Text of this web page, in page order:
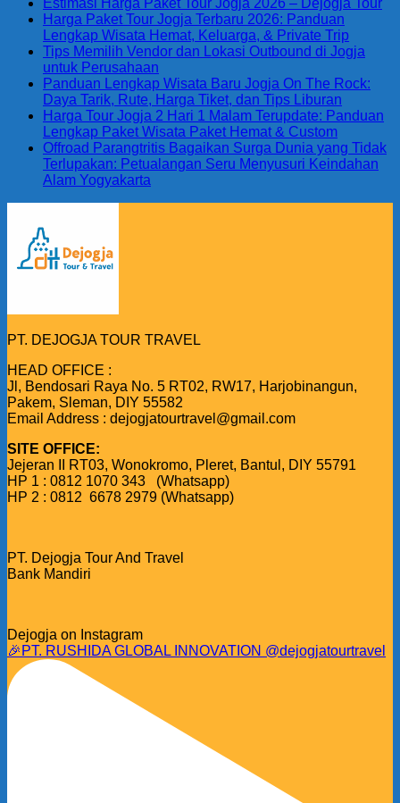
Estimasi Harga Paket Tour Jogja 2026 – Dejogja Tour
Harga Paket Tour Jogja Terbaru 2026: Panduan
Lengkap Wisata Hemat, Keluarga, & Private Trip
Tips Memilih Vendor dan Lokasi Outbound di Jogja
untuk Perusahaan
Panduan Lengkap Wisata Baru Jogja On The Rock:
Daya Tarik, Rute, Harga Tiket, dan Tips Liburan
Harga Tour Jogja 2 Hari 1 Malam Terupdate: Panduan
Lengkap Paket Wisata Paket Hemat & Custom
Offroad Parangtritis Bagaikan Surga Dunia yang Tidak
Terlupakan: Petualangan Seru Menyusuri Keindahan
Alam Yogyakarta
PT. DEJOGJA TOUR TRAVEL
HEAD OFFICE :
Jl, Bendosari Raya No. 5 RT02, RW17, Harjobinangun,
Pakem, Sleman, DIY 55582
Email Address : dejogjatourtravel@gmail.com
SITE OFFICE:
Jejeran II RT03, Wonokromo, Pleret, Bantul, DIY 55791
HP 1 : 0812 1070 343 (Whatsapp)
HP 2 : 0812 6678 2979 (Whatsapp)
PT. Dejogja Tour And Travel
Bank Mandiri
Dejogja on Instagram
🎉PT. RUSHIDA GLOBAL INNOVATION @dejogjatourtravel